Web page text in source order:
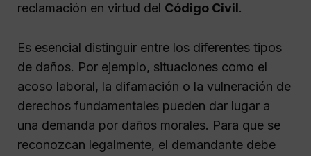
reclamación en virtud del Código Civil.
Es esencial distinguir entre los diferentes tipos
de daños. Por ejemplo, situaciones como el
acoso laboral, la difamación o la vulneración de
derechos fundamentales pueden dar lugar a
una demanda por daños morales. Para que se
reconozcan legalmente, el demandante debe